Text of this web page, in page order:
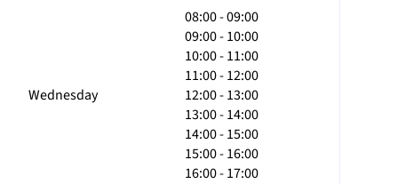
Wednesday
08:00 - 09:00
09:00 - 10:00
10:00 - 11:00
11:00 - 12:00
12:00 - 13:00
13:00 - 14:00
14:00 - 15:00
15:00 - 16:00
16:00 - 17:00